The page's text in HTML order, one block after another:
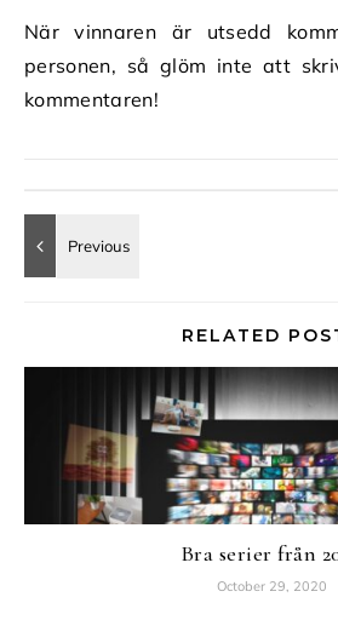
När vinnaren är utsedd
personen, så glöm inte att
kommentaren!
RELATED
Bra serier från
October 29, 2020